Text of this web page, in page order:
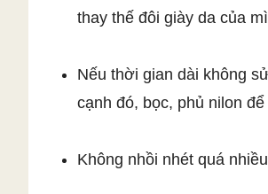
thay thế đôi giày da của
Nếu thời gian dài không
cạnh đó, bọc, phủ nilon
Không nhồi nhét quá